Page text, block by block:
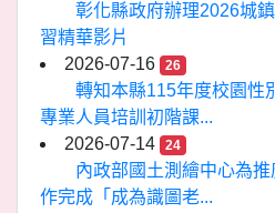
彰化縣政府辦理2026城
習精華影片
2026-07-16
26
轉知本縣115年度校園性
專業人員培訓初階課...
2026-07-14
24
內政部國土測繪中心為
作完成「成為識圖老...